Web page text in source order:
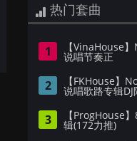
热门套曲
1 【VinaHouse
说唱节奏正
2 【FKHouse】
说唱歌路专辑
3 【ProgHouse
辑(172力推)